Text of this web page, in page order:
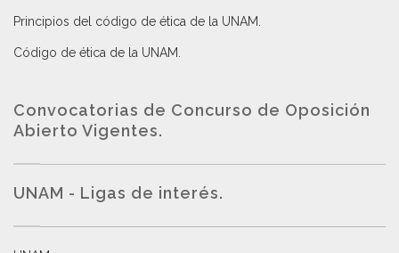
Principios del código de ética de la UNAM
Código de ética de la UNAM
Convocatorias de Concurso de Oposición
Abierto Vigentes.
UNAM - Ligas de interés.